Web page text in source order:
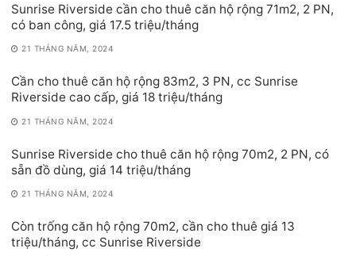
Sunrise Riverside cần cho thuê căn hộ rộng 71m2, 2 PN,
có ban công, giá 17.5 triệu/tháng
21 THÁNG NĂM, 2024
Cần cho thuê căn hộ rộng 83m2, 3 PN, cc Sunrise
Riverside cao cấp, giá 18 triệu/tháng
21 THÁNG NĂM, 2024
Sunrise Riverside cho thuê căn hộ rộng 70m2, 2 PN, có
sẵn đồ dùng, giá 14 triệu/tháng
21 THÁNG NĂM, 2024
Còn trống căn hộ rộng 70m2, cần cho thuê giá 13
triệu/tháng, cc Sunrise Riverside